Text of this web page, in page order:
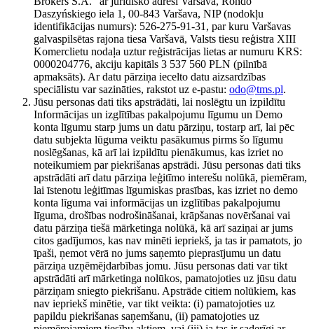
Daszyńskiego iela 1, 00-843 Varšava, NIP (nodokļu
identifikācijas numurs): 526-275-91-31, par kuru Varšavas
galvaspilsētas rajona tiesa Varšavā, Valsts tiesu reģistra XIII
Komerclietu nodaļa uztur reģistrācijas lietas ar numuru KRS:
0000204776, akciju kapitāls 3 537 560 PLN (pilnībā
apmaksāts). Ar datu pārziņa iecelto datu aizsardzības
speciālistu var sazināties, rakstot uz e-pastu: odo@tms.pl.
Jūsu personas dati tiks apstrādāti, lai noslēgtu un izpildītu
Informācijas un izglītības pakalpojumu līgumu un Demo
konta līgumu starp jums un datu pārziņu, tostarp arī, lai pēc
datu subjekta lūguma veiktu pasākumus pirms šo līgumu
noslēgšanas, kā arī lai izpildītu pienākumus, kas izriet no
noteikumiem par piekrišanas apstrādi. Jūsu personas dati tiks
apstrādāti arī datu pārziņa leģitīmo interešu nolūkā, piemēram,
lai īstenotu leģitīmas līgumiskas prasības, kas izriet no demo
konta līguma vai informācijas un izglītības pakalpojumu
līguma, drošības nodrošināšanai, krāpšanas novēršanai vai
datu pārziņa tiešā mārketinga nolūkā, kā arī saziņai ar jums
citos gadījumos, kas nav minēti iepriekš, ja tas ir pamatots, jo
īpaši, ņemot vērā no jums saņemto pieprasījumu un datu
pārziņa uzņēmējdarbības jomu. Jūsu personas dati var tikt
apstrādāti arī mārketinga nolūkos, pamatojoties uz jūsu datu
pārziņam sniegto piekrišanu. Apstrāde citiem nolūkiem, kas
nav iepriekš minētie, var tikt veikta: (i) pamatojoties uz
papildu piekrišanas saņemšanu, (ii) pamatojoties uz